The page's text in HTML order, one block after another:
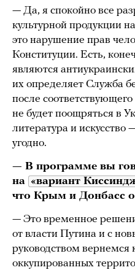
— Да, я спокойно все
культурной продукции
это нарушение прав
Конституции. Есть,
являются
их определяет Служба
после
не будет поощряться в
литература и искусство
угодно.
— В программе вы
на «вариант
что Крым и Донбасс
— Это временное
от власти Путина и с
руководством вернемся
оккупированных